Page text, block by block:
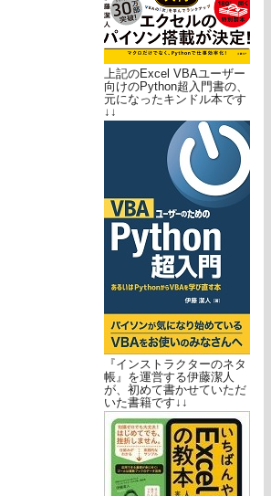
上記のExcel VBAユーザー
向けのPython超入門書の、
元になったキンドル本です
↓↓
『インストラクターのネタ
帳』を運営する伊藤潔人
が、初めて書かせていただ
いた書籍です↓↓